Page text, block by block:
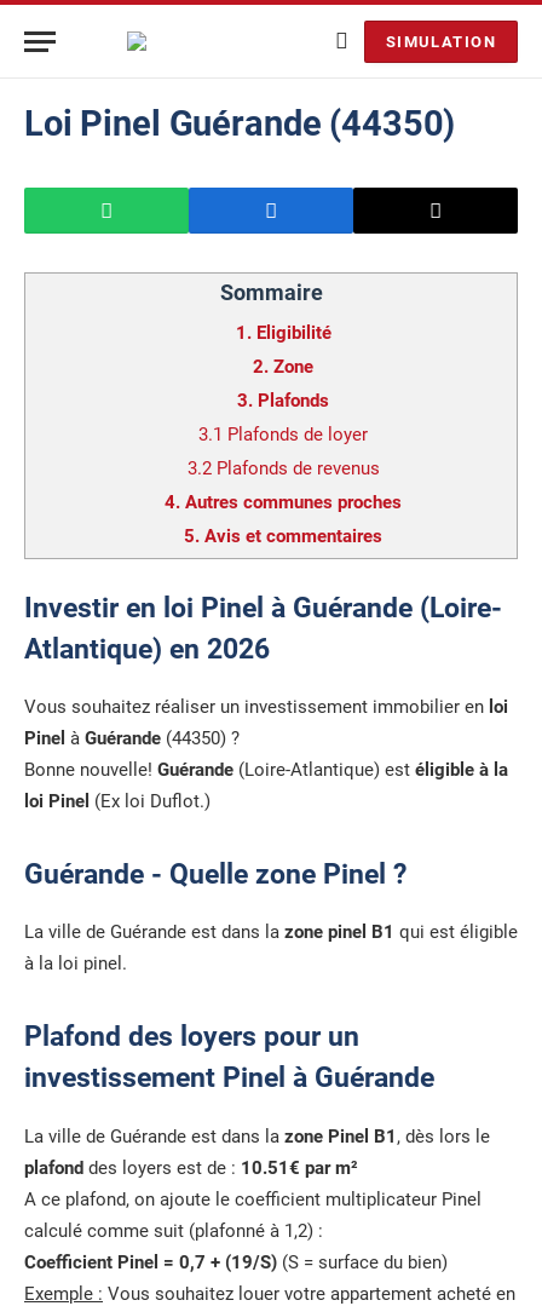
SIMULATION
Loi Pinel Guérande (44350)
Sommaire
1. Eligibilité
2. Zone
3. Plafonds
3.1 Plafonds de loyer
3.2 Plafonds de revenus
4. Autres communes proches
5. Avis et commentaires
Investir en loi Pinel à Guérande (Loire-
Atlantique) en 2026
Vous souhaitez réaliser un investissement immobilier en loi
Pinel à Guérande (44350) ?
Bonne nouvelle! Guérande (Loire-Atlantique) est éligible à la
loi Pinel (Ex loi Duflot.)
Guérande - Quelle zone Pinel ?
La ville de Guérande est dans la zone pinel B1 qui est éligible
à la loi pinel.
Plafond des loyers pour un
investissement Pinel à Guérande
La ville de Guérande est dans la zone Pinel B1 , dès lors le
plafond des loyers est de : 10.51€ par m²
A ce plafond, on ajoute le coefficient multiplicateur Pinel
calculé comme suit (plafonné à 1,2) :
Coefficient Pinel = 0,7 + (19/S) (S = surface du bien)
Exemple : Vous souhaitez louer votre appartement acheté en